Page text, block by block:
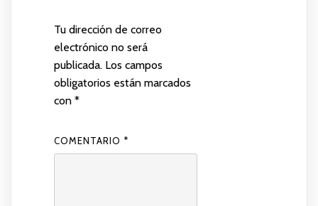
Tu dirección de correo
electrónico no será
publicada. Los campos
obligatorios están marcados
con *
COMENTARIO *